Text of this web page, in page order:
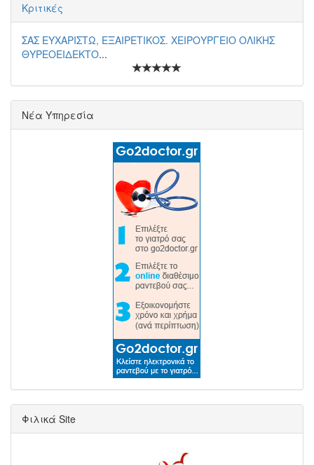
Κριτικές
ΣΑΣ ΕΥΧΑΡΙΣΤΩ, ΕΞΑΙΡΕΤΙΚΟΣ. ΧΕΙΡΟΥΡΓΕΙΟ ΟΛΙΚΗΣ
ΘΥΡΕΟΕΙΔΕΚΤΟ...
Νέα Υπηρεσία
Φιλικά Site